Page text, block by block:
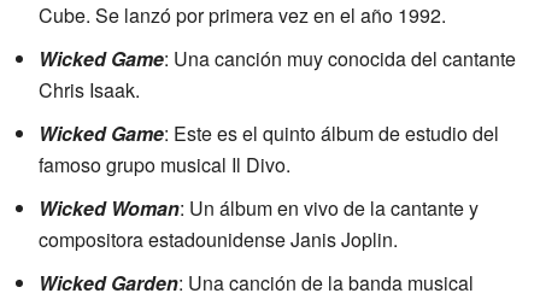
Cube. Se lanzó por primera vez en el año 1992.
Wicked Game: Una canción muy conocida del cantante
Chris Isaak.
Wicked Game: Este es el quinto álbum de estudio del
famoso grupo musical Il Divo.
Wicked Woman: Un álbum en vivo de la cantante y
compositora estadounidense Janis Joplin.
Wicked Garden: Una canción de la banda musical